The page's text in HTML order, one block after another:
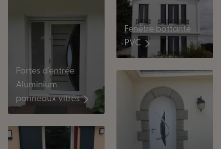
Portes d’entrée
Aluminium
panneaux vitrés
Fenêtre battante
PVC